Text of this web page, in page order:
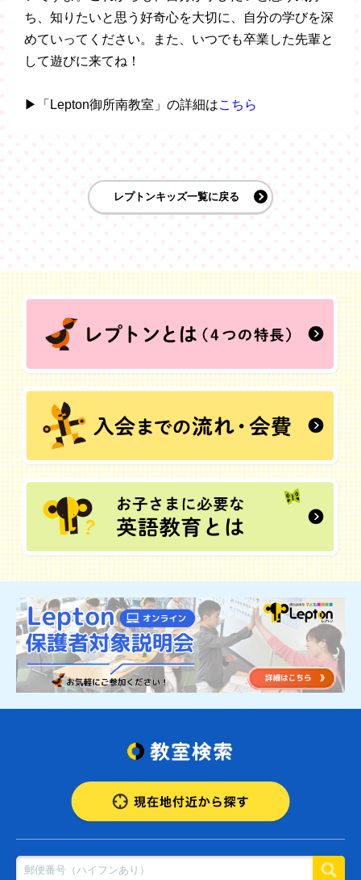
ち、知りたいと思う好奇心を大切に、自分の学びを深
めていってください。また、いつでも卒業した先輩と
して遊びに来てね！
▶「Lepton御所南教室」の詳細はこちら
レプトンキッズ一覧に戻る